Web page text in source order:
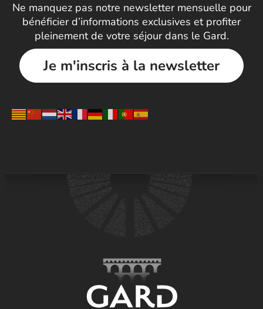
Ne manquez pas notre newsletter mensuelle pour
bénéficier d’informations exclusives et profiter
pleinement de votre séjour dans le Gard.
Je m'inscris à la newsletter